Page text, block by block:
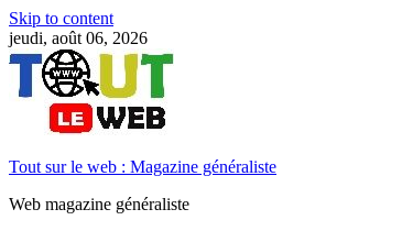
Skip to content
jeudi, août 06, 2026
Tout sur le web : Magazine généraliste
Web magazine généraliste